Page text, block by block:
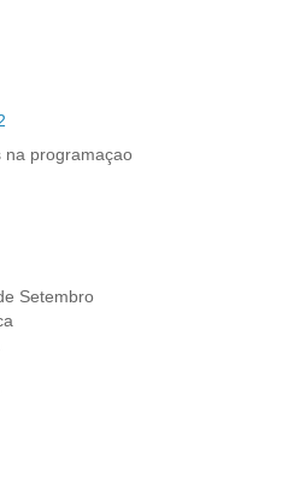
na programaçao
Setembro